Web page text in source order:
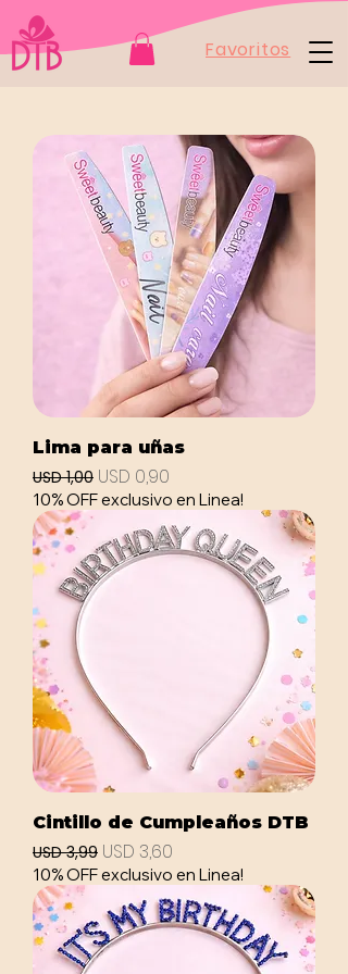
Favoritos
Lima para uñas
Precio
USD 1,00 Precio de oferta
USD 0,90
10% OFF exclusivo en Linea!
Cintillo de Cumpleaños DTB
Precio
USD 3,99 Precio de oferta
USD 3,60
10% OFF exclusivo en Linea!